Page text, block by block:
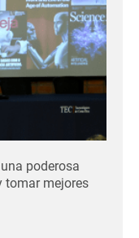
poderosa
tomar mejores